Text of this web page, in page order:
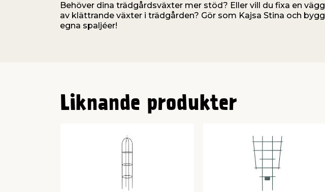
Behöver dina trädgårdsväxter mer stöd? Eller vill du fixa en vägg
av klättrande växter i trädgården? Gör som Kajsa Stina och bygg
egna spaljéer!
Liknande produkter